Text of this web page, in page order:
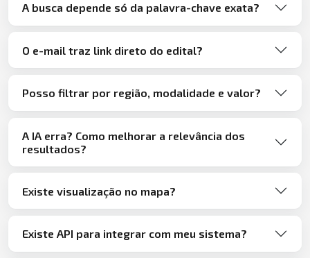
A busca depende só da palavra-chave exata?
O e-mail traz link direto do edital?
Posso filtrar por região, modalidade e valor?
A IA erra? Como melhorar a relevância dos
resultados?
Existe visualização no mapa?
Existe API para integrar com meu sistema?